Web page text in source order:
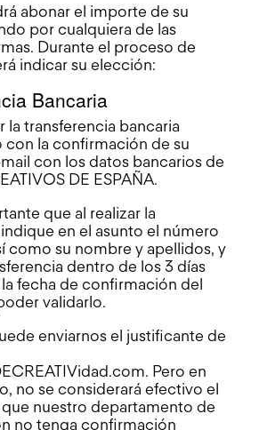
abonar el importe de su
por cualquiera de las
Durante el proceso de
indicar su elección:
Bancaria
la transferencia bancaria
con la confirmación de su
con los datos bancarios de
DE ESPAÑA.
que al realizar la
en el asunto el número
como su nombre y apellidos, y
dentro de los 3 días
fecha de confirmación del
validarlo.
enviarnos el justificante de
Pero en
no se considerará efectivo el
nuestro departamento de
no tenga confirmación